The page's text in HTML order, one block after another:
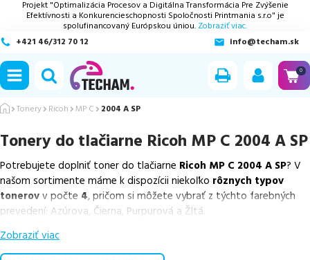
Projekt "Optimalizácia Procesov a Digitálna Transformácia Pre Zvýšenie
Efektívnosti a Konkurencieschopnosti Spoločnosti Printmania s.r.o" je
spolufinancovaný Európskou úniou. Zobraziť viac.
+421 46/312 70 12
info@techam.sk
0
Tonery Ricoh MP C 2004 A SP
Tonery do tlačiarne Ricoh MP C 2004 A SP
Potrebujete doplniť toner do tlačiarne Ricoh MP C 2004 A SP? V
našom sortimente máme k dispozícii niekoľko rôznych typov
tonerovv počte 4, pričom si môžete vybrať z týchto farebných
prevedení: Azúrova, Čierna, Purpurová a Žltá.
Z uvedeného množstva dostupných náplní
náplnev počte4ks.
Zobraziť viac